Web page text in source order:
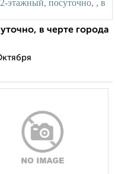
в черте города